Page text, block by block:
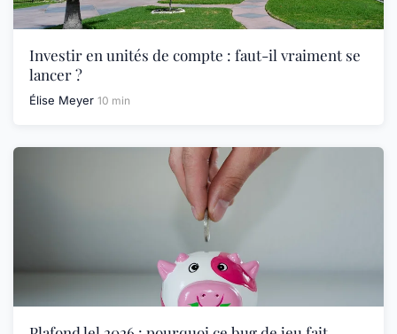
Investir en unités de compte : faut-il vraiment se
lancer ?
Élise Meyer 10 min